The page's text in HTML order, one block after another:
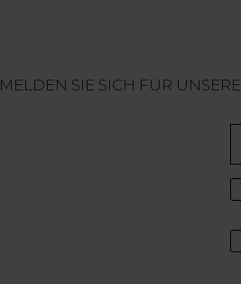
MELDEN SIE SICH FÜR